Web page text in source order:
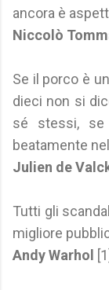
ancora è
Niccolò
Se il porco è
dieci non si
sé stessi,
beatamente
Julien de
Tutti gli
migliore
Andy Warhol
[1]